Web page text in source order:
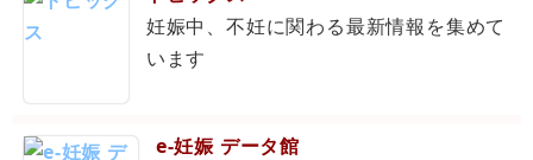
妊娠中、不妊に関わる最新情報を集めて
います
e-妊娠 データ館